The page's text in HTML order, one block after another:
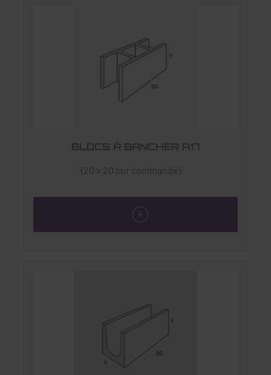
BLOCS À BANCHER A17
(20 x 20 sur commande)